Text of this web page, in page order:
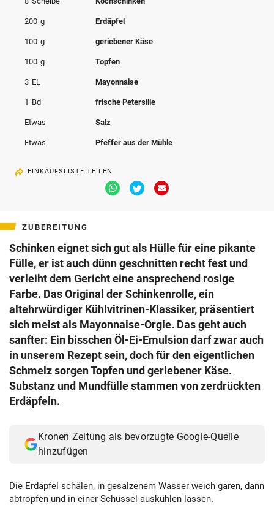
Muthgasse 2, 1190 Wien
200 g Erdäpfel
100 g geriebener Käse
100 g Topfen
3 EL Mayonnaise
1 Bd frische Petersilie
Etwas Salz
Etwas Pfeffer aus der Mühle
EINKAUFSLISTE TEILEN
Via
Whatsapp
Via
Twitter
Via
ZUBEREITUNG
Schinken eignet sich gut als Hülle für eine pikante
Fülle, er ist auch dünn geschnitten recht fest und
verleiht dem Gericht eine ansprechend rosige
Farbe. Das Original der Schinkenrolle, ein
altehrwürdiger Kühlvitrinen-Klassiker, präsentiert
sich meist als Mayonnaise-Orgie. Das geht auch
sanfter: Ein bisschen Öl-Ei-Emulsion darf zwar auch
in unserem Rezept sein, doch für den eigentlichen
Schmelz sorgen Topfen und geriebener Käse.
Substanz und Mundfülle stammen von zerdrückten
Erdäpfeln.
Kronen Zeitung als bevorzugte Google-Quelle
hinzufügen
Die Erdäpfel schälen, in gesalzenem Wasser weich garen, dann
abtropfen und in einer Schüssel auskühlen lassen.